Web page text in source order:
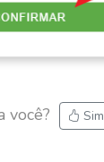
você? Sim